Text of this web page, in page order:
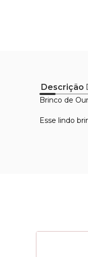
Descrição
Brinco de
Esse lindo